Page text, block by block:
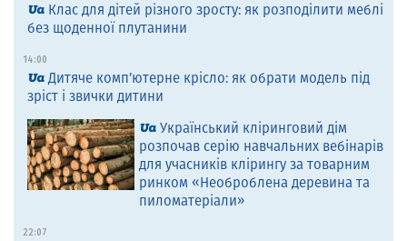
Клас для дітей різного зросту: як розподілити меблі
без щоденної плутанини
14:00
Дитяче комп’ютерне крісло: як обрати модель під
зріст і звички дитини
Український кліринговий дім
розпочав серію навчальних вебінарів
для учасників клірингу за товарним
ринком «Необроблена деревина та
пиломатеріали»
22:07